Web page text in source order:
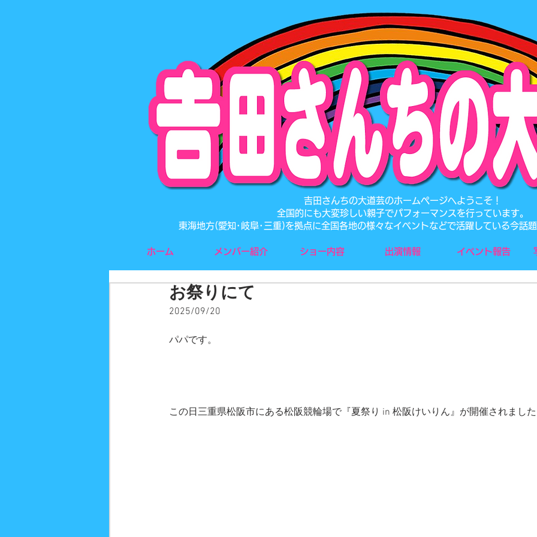
​吉田さんちの大道芸のホームページへようこそ！
全国的にも大変珍しい親子でパフォーマンスを行っています。
東海地方(愛知･岐阜･三重)を拠点に全国各地の様々なイベントなどで活躍している今話
ホーム メンバー紹介 ショー内容 出演情報 イベント報告
お祭りにて
2025/09/20
パパです。
この日三重県松阪市にある松阪競輪場で『夏祭り in 松阪けいりん』が開催されまし